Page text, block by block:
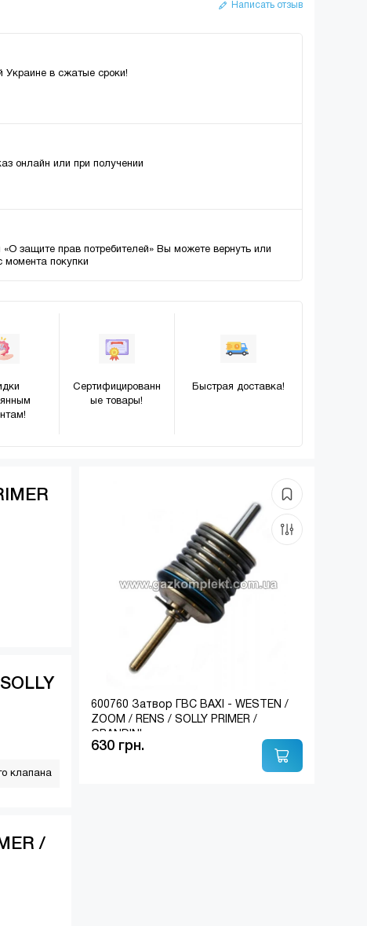
Написать отзыв
Украине в сжатые сроки!
онлайн или при получении
защите прав потребителей» Вы можете вернуть или
момента покупки
Сертифицированн
ые товары!
Быстрая доставка!
клапана
/
600760 Затвор ГВС BAXI - WESTEN /
ZOOM / RENS / SOLLY PRIMER /
GRANDINI
630 грн.